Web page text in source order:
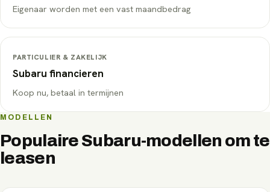
Eigenaar worden met een vast maandbedrag
PARTICULIER & ZAKELIJK
Subaru financieren
Koop nu, betaal in termijnen
MODELLEN
PopulaireSubaru-modellen om te
leasen